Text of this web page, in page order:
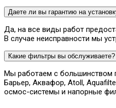
Даете ли вы гарантию на
Да, на все виды работ
В случае неисправности мы
Какие фильтры вы обслуживаете?
Мы работаем с большинством
Барьер, Аквафор, Atoll,
осмос-системы и напорные